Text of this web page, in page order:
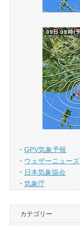
・ GPV気象予報
・ ウェザーニューズ
・ 日本気象協会
・ 気象庁
カテゴリー